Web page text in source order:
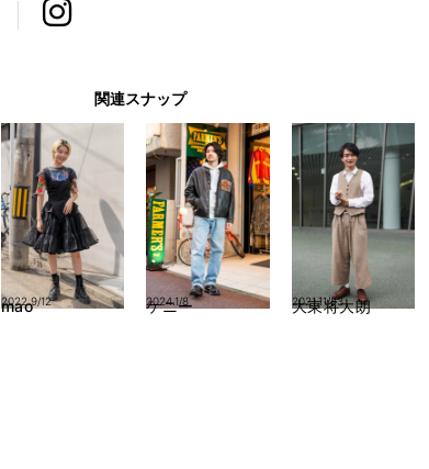
関連スナップ
mao
2022.9/12 ケニー
2024.1/8 大東将大朗
2021.11/23